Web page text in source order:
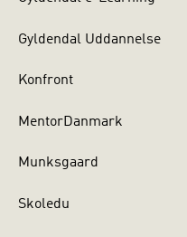
Gyldendal Uddannelse
Konfront
MentorDanmark
Munksgaard
Skoledu